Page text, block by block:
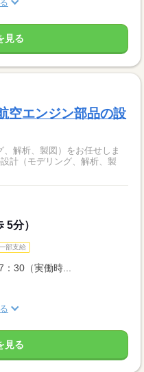
見る
空エンジン部品の設
解析、製図）をお任せしま
分）
部支給
30（実働時...
見る